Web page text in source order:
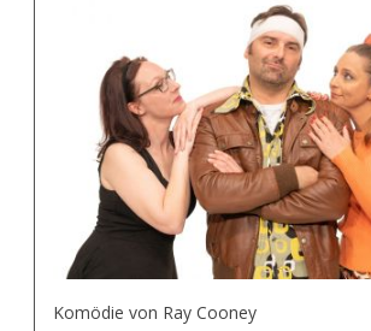
Komödie von Ray Cooney